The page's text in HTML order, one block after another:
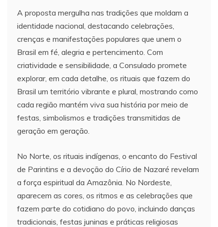
A proposta mergulha nas tradições que moldam a
identidade nacional, destacando celebrações,
crenças e manifestações populares que unem o
Brasil em fé, alegria e pertencimento. Com
criatividade e sensibilidade, a Consulado promete
explorar, em cada detalhe, os rituais que fazem do
Brasil um território vibrante e plural, mostrando como
cada região mantém viva sua história por meio de
festas, simbolismos e tradições transmitidas de
geração em geração.
No Norte, os rituais indígenas, o encanto do Festival
de Parintins e a devoção do Círio de Nazaré revelam
a força espiritual da Amazônia. No Nordeste,
aparecem as cores, os ritmos e as celebrações que
fazem parte do cotidiano do povo, incluindo danças
tradicionais, festas juninas e práticas religiosas